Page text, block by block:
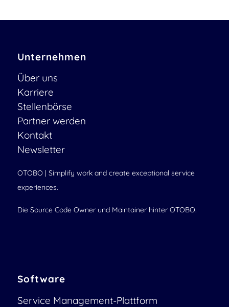
Unternehmen
Über uns
Karriere
Stellenbörse
Partner werden
Kontakt
Newsletter
OTOBO | Simplify work and create exceptional service
experiences.
Die Source Code Owner und Maintainer hinter OTOBO.
Software
Service Management-Plattform